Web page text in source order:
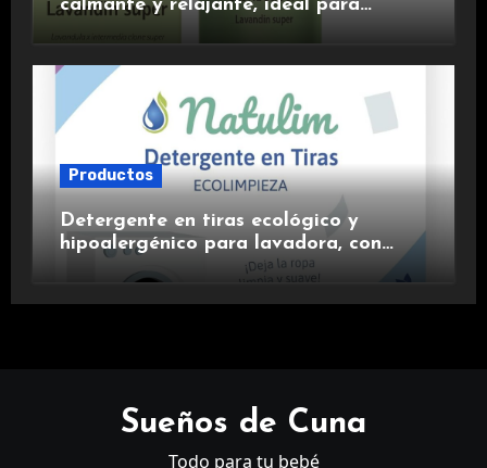
calmante y relajante, ideal para
Productos
Detergente en tiras ecológico y
hipoalergénico para lavadora, con
suavizante incluido y fragancia de
lavanda.
Sueños de Cuna
Todo para tu bebé